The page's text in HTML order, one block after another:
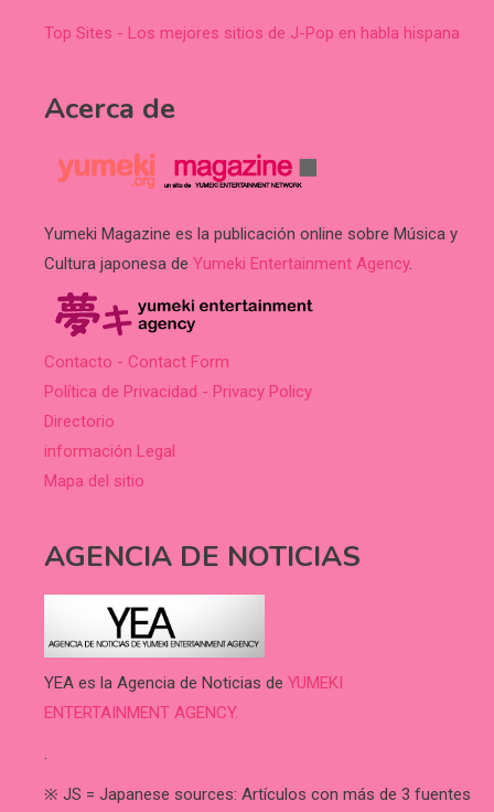
Top Sites - Los mejores sitios de J-Pop en habla hispana
Acerca de
Yumeki Magazine es la publicación online sobre Música y
Cultura japonesa de Yumeki Entertainment Agency.
Contacto - Contact Form
Política de Privacidad - Privacy Policy
Directorio
información Legal
Mapa del sitio
AGENCIA DE NOTICIAS
YEA es la Agencia de Noticias de YUMEKI
ENTERTAINMENT AGENCY.
.
※ JS = Japanese sources: Artículos con más de 3 fuentes